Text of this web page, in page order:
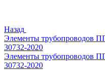
Назад
Элементы трубопроводов
30732-2020
Элементы трубопроводов
30732-2020